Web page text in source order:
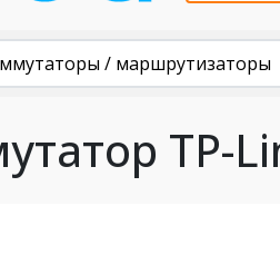
/ маршрутизаторы
TP-